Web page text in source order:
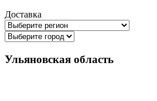
Доставка
Ульяновская область